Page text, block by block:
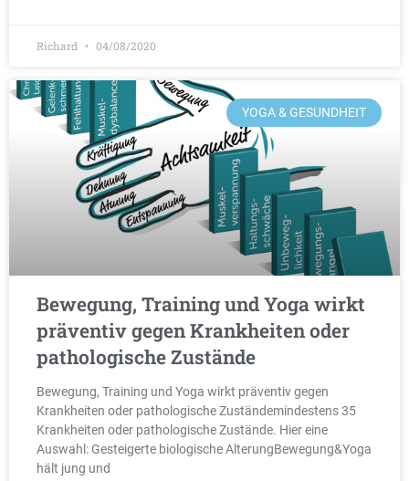
Richard 04/08/2020
YOGA & GESUNDHEIT
Bewegung, Training und Yoga wirkt
präventiv gegen Krankheiten oder
pathologische Zustände
Bewegung, Training und Yoga wirkt präventiv gegen
Krankheiten oder pathologische Zuständemindestens 35
Krankheiten oder pathologische Zustände. Hier eine
Auswahl: Gesteigerte biologische AlterungBewegung&Yoga
hält jung und